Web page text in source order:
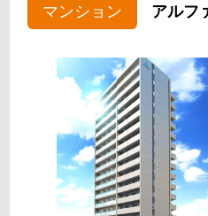
マンション アルフ